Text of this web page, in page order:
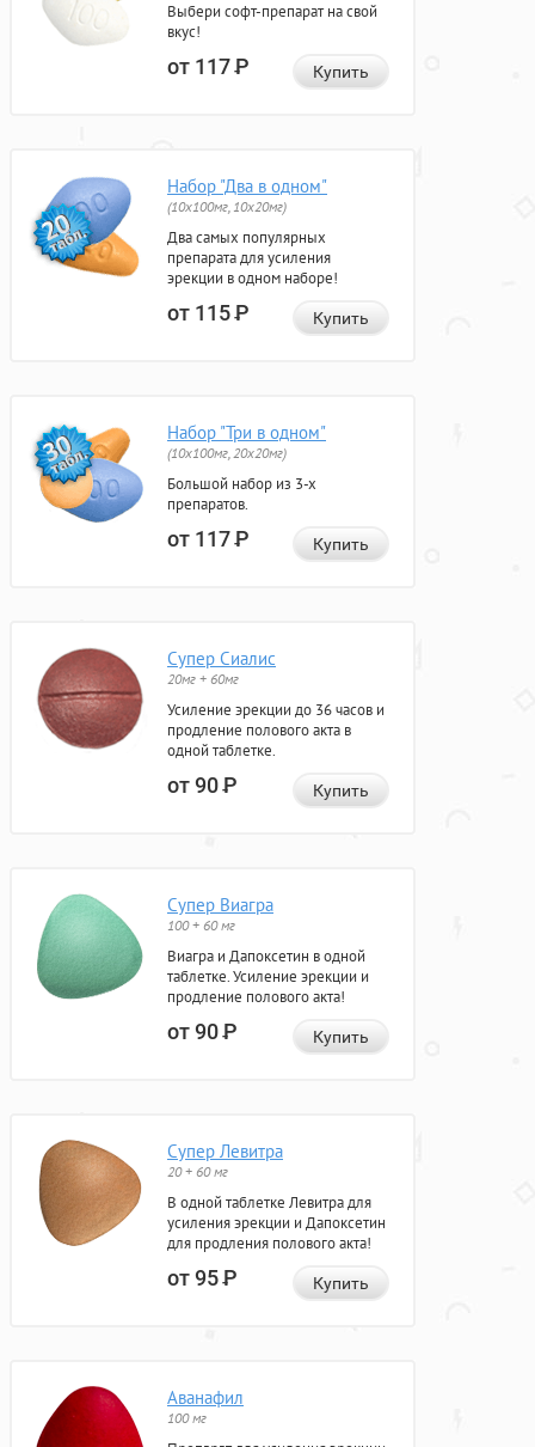
Выбери софт-препарат на свой
вкус!
от 117Р Купить
Набор "Два в одном"
(10x100мг, 10x20мг)
Два самых популярных
препарата для усиления
эрекции в одном наборе!
от 115Р Купить
Набор "Три в одном"
(10x100мг, 20x20мг)
Большой набор из 3-х
препаратов.
от 117Р Купить
Супер Сиалис
20мг + 60мг
Усиление эрекции до 36 часов и
продление полового акта в
одной таблетке.
от 90Р Купить
Супер Виагра
100 + 60 мг
Виагра и Дапоксетин в одной
таблетке. Усиление эрекции и
продление полового акта!
от 90Р Купить
Супер Левитра
20 + 60 мг
В одной таблетке Левитра для
усиления эрекции и Дапоксетин
для продления полового акта!
от 95Р Купить
Аванафил
100 мг